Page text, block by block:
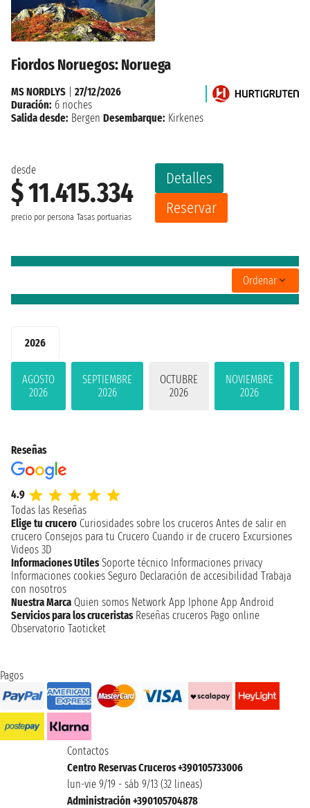
2026
AGOSTO
2026
SEPTIEMBRE
2026
OCTUBRE
2026
NOVIEMBRE
2026
Fiordos Noruegos: Noruega
desde
$ 11.415.334
precio por persona Tasas portuarias
Detalles
Reservar
MS NORDLYS
27/12/2026
Duración: 6 noches
Salida desde: Bergen Desembarque: Kirkenes
Ordenar
Reseñas
4.9
Todas las Reseñas
Elige tu crucero Curiosidades sobre los cruceros Antes de salir en
crucero Consejos para tu Crucero Cuando ir de crucero Excursiones
Videos 3D
Informaciones Utiles Soporte técnico Informaciones privacy
Informaciones cookies Seguro Declaración de accesibilidad Trabaja
con nosotros
Nuestra Marca Quien somos Network App Iphone App Android
Servicios para los cruceristas Reseñas cruceros Pago online
Observatorio Taoticket
Pagos
Contactos
Centro Reservas Cruceros +390105733006
lun-vie 9/19 - sáb 9/13 (32 lineas)
Administración +390105704878